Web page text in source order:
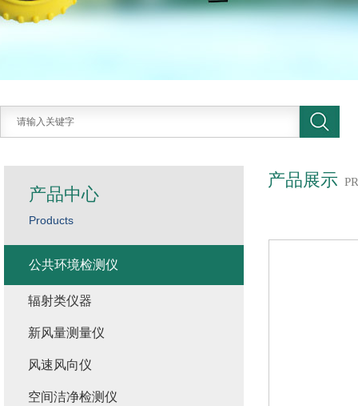
产品展示
产品中心
Products
公共环境检测仪
辐射类仪器
新风量测量仪
风速风向仪
空间洁净检测仪